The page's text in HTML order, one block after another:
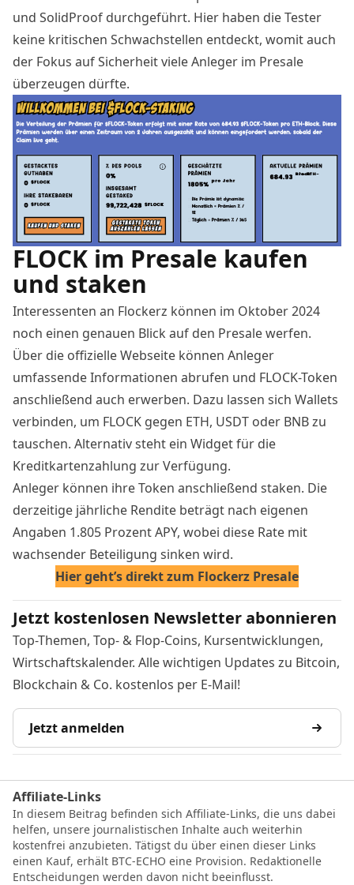
und SolidProof durchgeführt. Hier haben die Tester
keine kritischen Schwachstellen entdeckt, womit auch
der Fokus auf Sicherheit viele Anleger im Presale
überzeugen dürfte.
FLOCK im Presale kaufen
und staken
Interessenten an Flockerz können im Oktober 2024
noch einen genauen Blick auf den Presale werfen.
Über die offizielle Webseite können Anleger
umfassende Informationen abrufen und FLOCK-Token
anschließend auch erwerben. Dazu lassen sich Wallets
verbinden, um FLOCK gegen ETH, USDT oder BNB zu
tauschen. Alternativ steht ein Widget für die
Kreditkartenzahlung zur Verfügung.
Anleger können ihre Token anschließend staken. Die
derzeitige jährliche Rendite beträgt nach eigenen
Angaben 1.805 Prozent APY, wobei diese Rate mit
wachsender Beteiligung sinken wird.
Hier geht’s direkt zum Flockerz Presale
Jetzt kostenlosen Newsletter abonnieren
Top-Themen, Top- & Flop-Coins, Kursentwicklungen,
Wirtschaftskalender. Alle wichtigen Updates zu Bitcoin,
Blockchain & Co. kostenlos per E-Mail!
Jetzt anmelden
Affiliate-Links
In diesem Beitrag befinden sich Affiliate-Links, die uns dabei
helfen, unsere journalistischen Inhalte auch weiterhin
kostenfrei anzubieten. Tätigst du über einen dieser Links
einen Kauf, erhält BTC-ECHO eine Provision. Redaktionelle
Entscheidungen werden davon nicht beeinflusst.